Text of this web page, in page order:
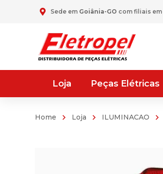
Sede em Goiânia-GO com filiais em
Loja Peças Elétricas
Home Loja ILUMINACAO